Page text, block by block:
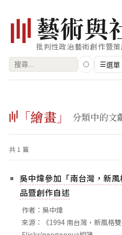
藝術與
批判性政治藝術創作暨
搜
字:
☰選單
藝術家
創作類型
專題
索引
關鍵字
標籤雲
相關網站
「繪畫」 分類中的文
共 1 篇
吳中煒參加「南台灣，新
品暨創作自述
作者：吳中煒
來源：《1994 南台灣，新風格